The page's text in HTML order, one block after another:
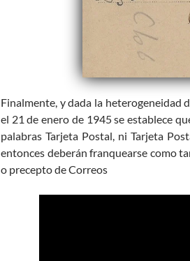
Finalmente, y dada la heterogeneidad
el 21 de enero de 1945 se establece
palabras Tarjeta Postal, ni Tarjeta
entonces deberán franquearse como
o precepto de Correos